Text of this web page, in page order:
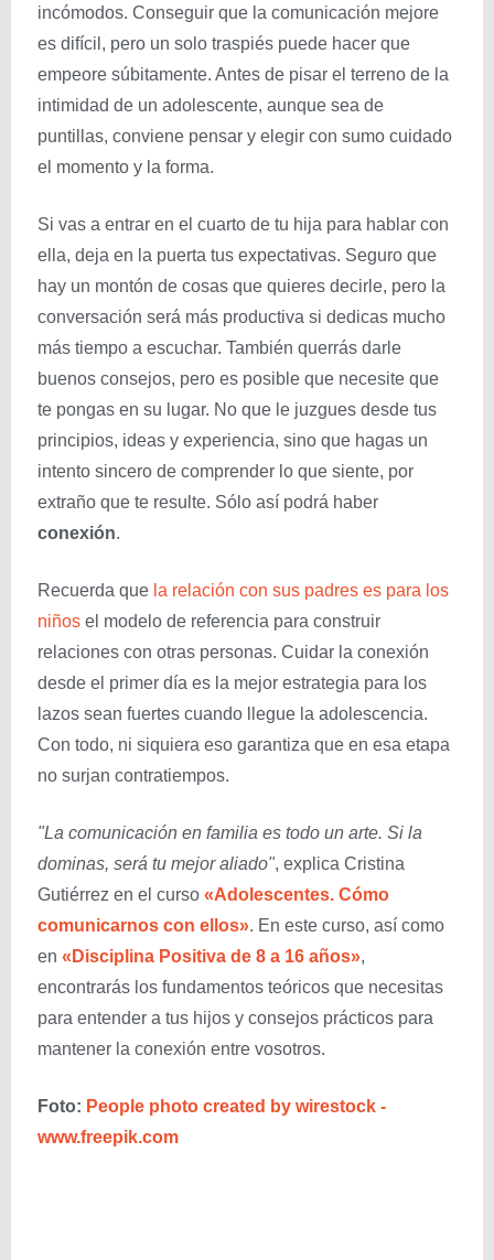
incómodos. Conseguir que la comunicación mejore
es difícil, pero un solo traspiés puede hacer que
empeore súbitamente. Antes de pisar el terreno de la
intimidad de un adolescente, aunque sea de
puntillas, conviene pensar y elegir con sumo cuidado
el momento y la forma.
Si vas a entrar en el cuarto de tu hija para hablar con
ella, deja en la puerta tus expectativas. Seguro que
hay un montón de cosas que quieres decirle, pero la
conversación será más productiva si dedicas mucho
más tiempo a escuchar. También querrás darle
buenos consejos, pero es posible que necesite que
te pongas en su lugar. No que le juzgues desde tus
principios, ideas y experiencia, sino que hagas un
intento sincero de comprender lo que siente, por
extraño que te resulte. Sólo así podrá haber
conexión.
Recuerda que la relación con sus padres es para los
niños el modelo de referencia para construir
relaciones con otras personas. Cuidar la conexión
desde el primer día es la mejor estrategia para los
lazos sean fuertes cuando llegue la adolescencia.
Con todo, ni siquiera eso garantiza que en esa etapa
no surjan contratiempos.
"La comunicación en familia es todo un arte. Si la
dominas, será tu mejor aliado", explica Cristina
Gutiérrez en el curso «Adolescentes. Cómo
comunicarnos con ellos». En este curso, así como
en «Disciplina Positiva de 8 a 16 años»,
encontrarás los fundamentos teóricos que necesitas
para entender a tus hijos y consejos prácticos para
mantener la conexión entre vosotros.
Foto: People photo created by wirestock -
www.freepik.com